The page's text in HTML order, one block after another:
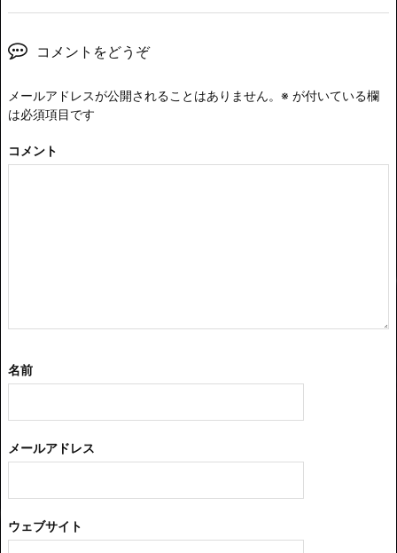
コメントをどうぞ
メールアドレスが公開されることはありません。 ※ が付いている欄
は必須項目です
コメント
名前
メールアドレス
ウェブサイト